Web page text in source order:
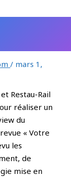
/ mars 1,
Restau-Rail
réaliser un
du
« Votre
les
de
mise en